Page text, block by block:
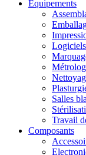
Equipements
Logiciels
Salles
Travail
Composants